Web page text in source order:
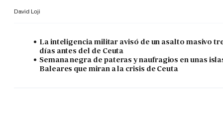
David Loji
La inteligencia militar avisó de un asalto masivo
días antes del de Ceuta
Semana negra de pateras y naufragios en unas
Baleares que miran a la crisis de Ceuta